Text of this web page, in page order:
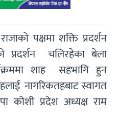
पक्षमा शक्ति प्रदर्शन
प्रदर्शन चलिरहेका बेला
शाह सहभागि हुन
नागरिकतहबाट स्वागत
कोशी प्रदेश अध्यक्ष राम